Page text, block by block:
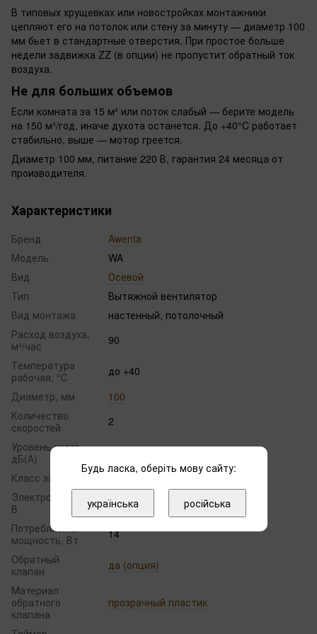
В типовых хрущевках или новостройках монтажники
цепляют его на потолок или стену за минуту — диаметр 100
мм бьет в стандартные отверстия. При простое больше
недели задвижка ZZ (в опции) не пропустит обратный ток
воздуха.
Не для больших объемов
Если комната за 15 м² или поток слабый — берите модель
на 150 м³/год, иначе духота останется. До +40°C работает
стабильно, выше — мотор греется.
Диаметр 100 мм, питание 220 В, гарантия 24 месяца от
производителя.
Характеристики
Бренд
Awenta
Модель
WA
Вид
Осевой
Тип
Вытяжной вентилятор
Вид монтажа
настенный, потолочный
Расход воздуха,
м³/час
90
Температура
рабочая, °С
до +40
Диаметр, мм
100
Количество
скоростей
2
Уровень шума,
дБ(А)
Класс защиты
Электропитание,
В
220
Потребляемая
мощность, Вт
14
Обратный
клапан
да (опция)
Материал
обратного
клапана
прозрачный пластик
Будь ласка, оберіть мову сайту:
українська російська